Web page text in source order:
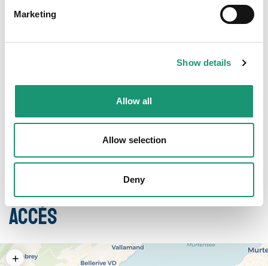
Marketing
Show details
Allow all
Allow selection
Deny
Accès
+